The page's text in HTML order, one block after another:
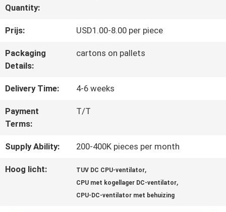
KWALITEITSCONTROLE
CONTACTEER
ONS
NIEUWS
VERZOEK
Quantity:
Prijs: USD1.00-8.00 per piece
Packaging
Details:
cartons on pallets
Delivery Time: 4-6 weeks
Payment
Terms:
T/T
Supply Ability: 200-400K pieces per month
Hoog licht: TUV DC CPU-ventilator,
CPU met kogellager DC-ventilator,
CPU-DC-ventilator met behuizing